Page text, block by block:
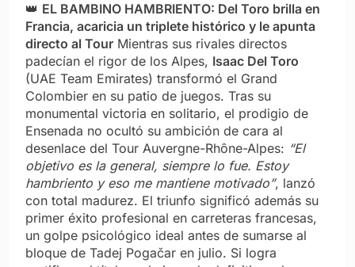
👑 EL BAMBINO HAMBRIENTO: Del Toro brilla en
Francia, acaricia un triplete histórico y le apunta
directo al Tour Mientras sus rivales directos
padecían el rigor de los Alpes, Isaac Del Toro
(UAE Team Emirates) transformó el Grand
Colombier en su patio de juegos. Tras su
monumental victoria en solitario, el prodigio de
Ensenada no ocultó su ambición de cara al
desenlace del Tour Auvergne-Rhône-Alpes: “El
objetivo es la general, siempre lo fue. Estoy
hambriento y eso me mantiene motivado”, lanzó
con total madurez. El triunfo significó además su
primer éxito profesional en carreteras francesas,
un golpe psicológico ideal antes de sumarse al
bloque de Tadej Pogačar en julio. Si logra